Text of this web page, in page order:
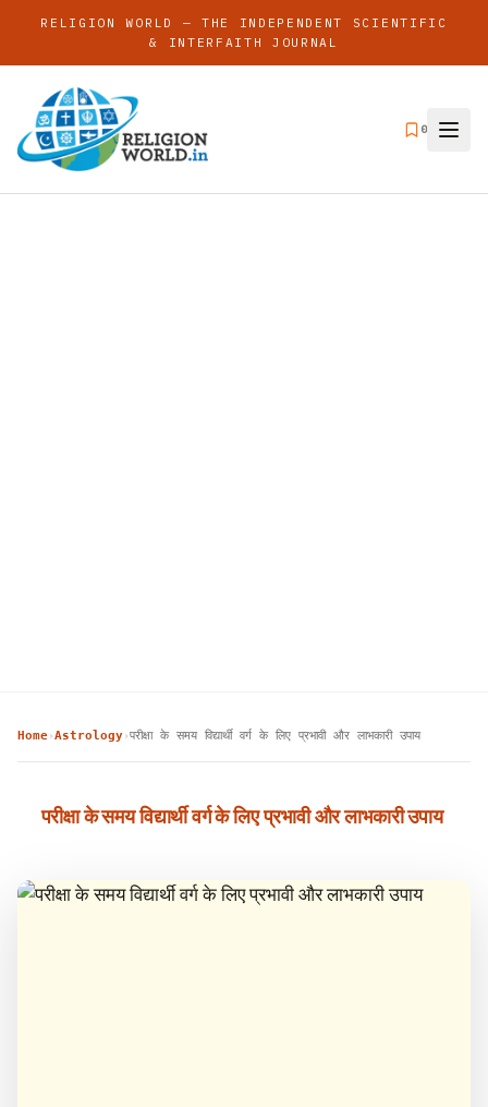
RELIGION WORLD — THE INDEPENDENT SCIENTIFIC
& INTERFAITH JOURNAL
0
Home›Astrology›परीक्षा के समय विद्यार्थी वर्ग के लिए प्रभावी और लाभकारी उपाय
परीक्षा के समय विद्यार्थी वर्ग के लिए प्रभावी और लाभकारी उपाय